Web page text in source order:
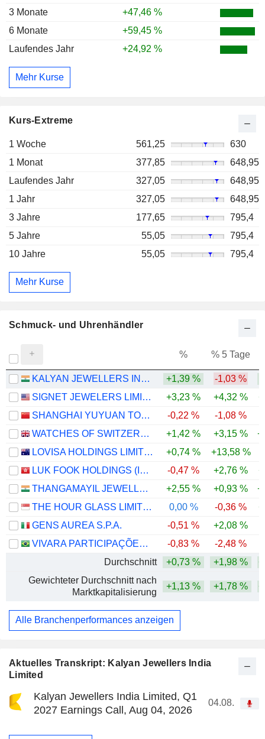
Aktuelles Transkript: Kalyan Jewellers India
Limited
Kalyan Jewellers India Limited, Q1
2027 Earnings Call, Aug 04, 2026
04.08.
3 Monate
+47,46 %
6 Monate
+59,45 %
Laufendes Jahr
+24,92 %
Mehr Kurse
Kurs-Extreme
1 Woche 561,25
630
1 Monat
377,85
648,95
Laufendes Jahr
327,05
648,95
1 Jahr
327,05
648,95
3 Jahre
177,65
795,4
5 Jahre
55,05
795,4
10 Jahre
55,05 795,4
Mehr Kurse
Schmuck- und Uhrenhändler
% % 5 Tage
KALYAN JEWELLERS INDIA LIMITED +1,39 % -1,03 %
SIGNET JEWELERS LIMITED
+3,23 % +4,32 %
SHANGHAI YUYUAN TOURIST MART (GROUP) CO., LTD.
-0,22 % -1,08 %
WATCHES OF SWITZERLAND GROUP PLC
+1,42 % +3,15 %
LOVISA HOLDINGS LIMITED
+0,74 % +13,58 %
LUK FOOK HOLDINGS (INTERNATIONAL) LIMITED
-0,47 % +2,76 %
THANGAMAYIL JEWELLERY LIMITED
+2,55 % +0,93 %
THE HOUR GLASS LIMITED
0,00 % -0,36 %
GENS AUREA S.P.A.
-0,51 %
+2,08 %
VIVARA PARTICIPAÇÕES S.A.
-0,83 % -2,48 %
Durchschnitt
+0,73 % +1,98 %
Gewichteter Durchschnitt nach
Marktkapitalisierung
+1,13 % +1,78 %
Alle Branchenperformances anzeigen